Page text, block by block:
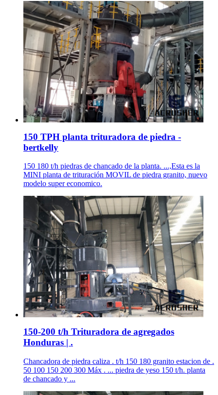
150 TPH planta trituradora de piedra -
bertkelly
150 180 t/h piedras de chancado de la planta. ...,Esta es la
MINI planta de trituración MOVIL de piedra granito, nuevo
modelo super economico.
150-200 t/h Trituradora de agregados
Honduras | .
Chancadora de piedra caliza . t/h 150 180 granito estacion de .
50 100 150 200 300 Máx . ... piedra de yeso 150 t/h. planta
de chancado y ...